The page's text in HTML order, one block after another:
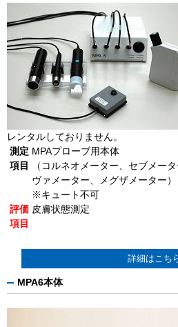
レンタルしておりません。
測定
項目
MPAプローブ用本体
（コルネオメーター、セブメー
ヴァメーター、メグザメーター）
※キュート不可
評価
項目
皮膚状態測定
詳細はこち
MPA6本体